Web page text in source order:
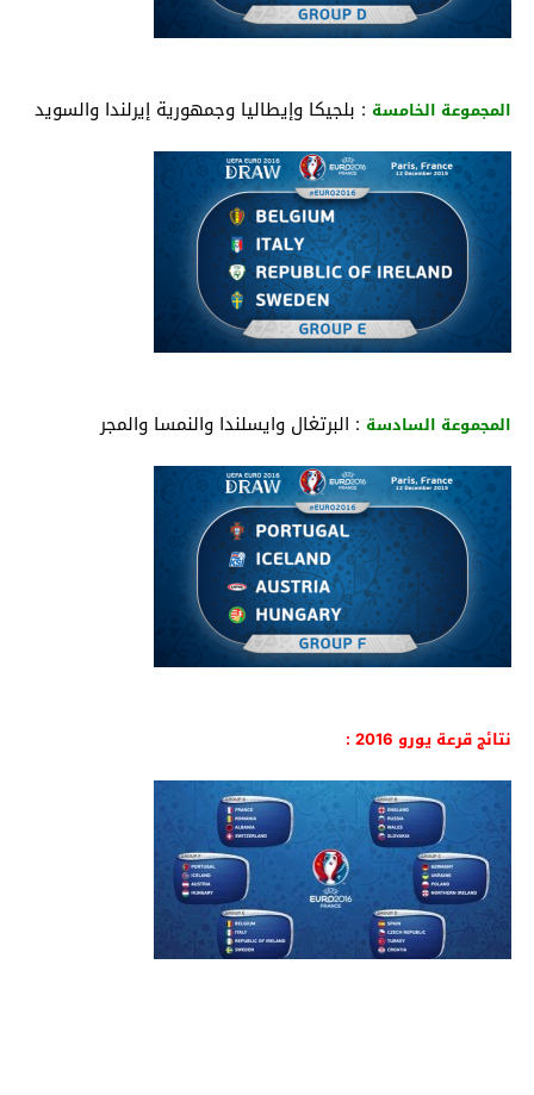
المجموعة الخامسة : بلجيكا وإيطاليا وجمهورية إيرلندا والسويد
المجموعة السادسة : البرتغال وايسلندا والنمسا والمجر
نتائج قرعة يورو 2016 :